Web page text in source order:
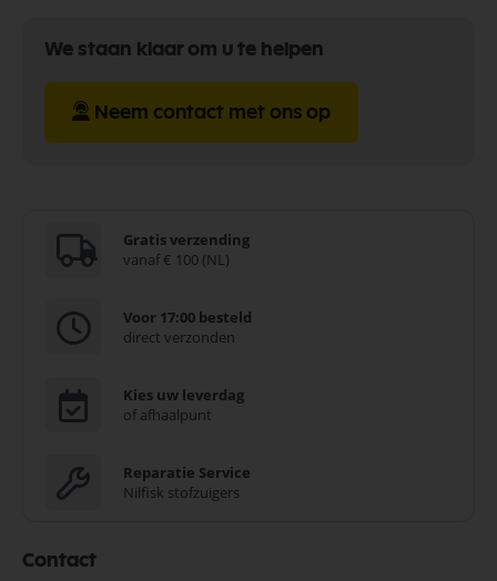
We staan klaar om u te helpen
Neem contact met ons op
Gratis verzending
vanaf € 100 (NL)
Voor 17:00 besteld
direct verzonden
Kies uw leverdag
of afhaalpunt
Reparatie Service
Nilfisk stofzuigers
Contact